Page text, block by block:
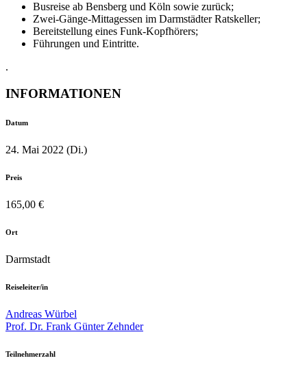
Busreise ab Bensberg und Köln sowie zurück;
Zwei-Gänge-Mittagessen im Darmstädter Ratskeller;
Bereitstellung eines Funk-Kopf­hörers;
Führungen und Eintritte.
.
INFORMATIONEN
Datum
24. Mai 2022 (Di.)
Preis
165,00 €
Ort
Darmstadt
Reiseleiter/in
Andreas Würbel
Prof. Dr. Frank Günter Zehnder
Teilnehmerzahl